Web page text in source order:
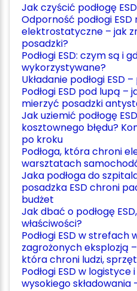
Jak czyścić podłogę
Odporność podłogi ESD
elektrostatyczne – jak
posadzki?
Podłogi ESD: czym są i
wykorzystywane?
Układanie podłogi
Podłogi ESD pod lupą –
mierzyć posadzki
Jak uziemić podłogę
kosztownego błędu?
po kroku
Podłoga, która chroni
warsztatach
Jaka podłoga do
posadzka ESD chroni
budżet
Jak dbać o podłogę
właściwości?
Podłogi ESD w strefach
zagrożonych eksplozją
która chroni ludzi,
Podłogi ESD w
wysokiego